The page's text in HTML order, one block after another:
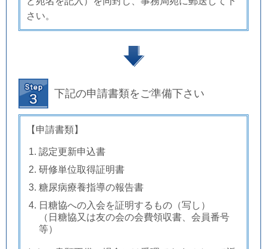
さい。
下記の申請書類をご準備下さい
【申請書類】
認定更新申込書
研修単位取得証明書
糖尿病療養指導の報告書
日糖協への入会を証明するもの（写し）
（日糖協又は友の会の会費領収書、会員番号
等）​